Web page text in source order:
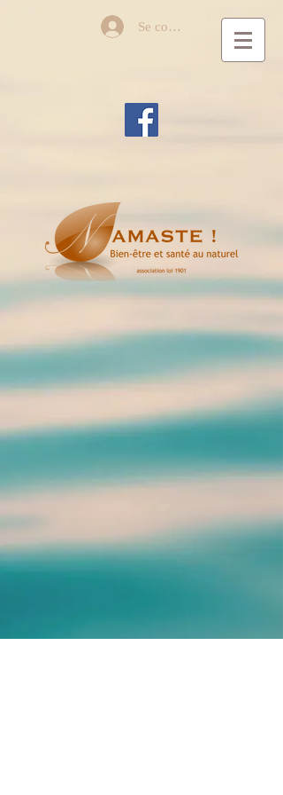
Se connecter